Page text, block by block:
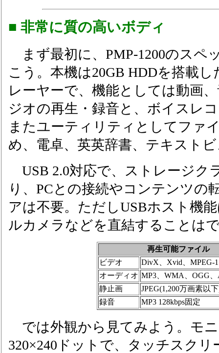
■ 非常に質の高いボディ
まず最初に、PMP-1200のスペ
こう。本機は20GB HDDを搭載
レーヤーで、機能としては動画
ジオの再生・録音と、ボイスレ
またユーティリティとしてファ
め、電卓、英英辞書、テキスト
USB 2.0対応で、ストレージク
り、PCとの接続やコンテンツの
アは不要。ただしUSBホスト機
ルカメラなどを直結することは
再生可能ファイル
ビデオ
DivX、Xvid、MPEG-
オーディオ MP3、WMA、OGG
静止画
JPEG(1,200万画素以
録音
MP3 128kbps固定
では外観から見てみよう。モ
320×240ドットで、タッチスク